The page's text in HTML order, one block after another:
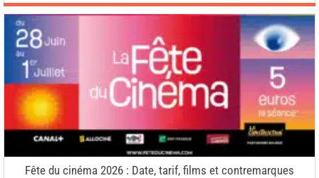
Fête du cinéma 2026 : Date, tarif, films et contremarques